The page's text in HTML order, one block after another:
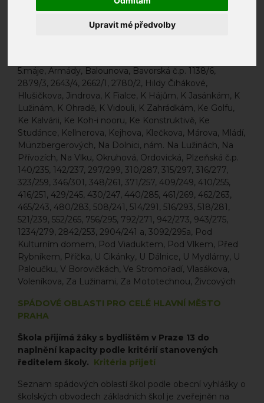
Upravit mé předvolby
zápisu potřebujete rodný list dítěte, cizí státní příslušníci
přinesou doklad o dítěti (rodný list či cestovní pas).
5.máje, Armády, Balounova, Bavorská č.p. 1138/6,
2879/3, 2643/4, 2662/1, 2780/2, Hildy Čihákové,
Hlušičkova, Jindrova, K Fialce, K Hájům, K Jasánkám, K
Lužinám, K Ohradě, K Vidouli, K Zahrádkám, Ke Golfu,
Ke Kalvárii, Ke Koh-i nooru, Ke Konstruktivě, Ke
Studánce, Kellnerova, Kejhova, Klečkova, Márova, Mládí,
Münzbergerových, Na Dolnici, nám. Na Lužinách, Na
Přívozích, Na Vlku, Okruhová, Ordovická, Plzeňská č.p.
140/235, 142/237, 297/299, 310/287, 315/297, 316/277,
323/259, 346/301, 348/261, 371/257, 409/249, 410/255,
416/251, 429/245, 430/247, 440/285, 461/269, 462/263,
465/243, 480/283, 508/241, 514/291, 516/293, 518/281,
521/239, 552/265, 756/295, 792/271, 942/273, 943/275,
1234/279, 2842/253, 2904/241 a, 3092/295a, Pod
Kulturním domem, Pod Viaduktem, Pod Vlkem, Před
Rybníkem, Příčka, U Cikánky, U Dálnice, U Mydlárny, U
Paloučku, V Borovičkách, Ve Stromořadí, Vlasákova,
Voleníkova, Za Lužinami, Za Mototechnou, Živcových
SPÁDOVÉ OBLASTI PRO CELÉ HLAVNÍ MĚSTO
PRAHA
Škola přijímá žáky s bydlištěm v Praze 13 do
naplnění kapacity podle kritérií stanovených
ředitelem školy. Kritéria přijetí
Seznam spádových oblastí škol podle obecní vyhlášky o
školských obvodech základních škol je zveřejněn na